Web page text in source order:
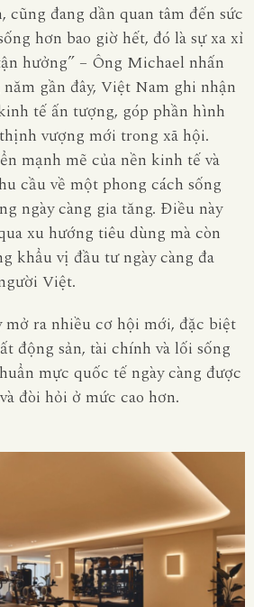
cũng đang dần quan tâm đến sức
hơn bao giờ hết, đó là sự xa xỉ
hưởng” – Ông Michael nhấn
gần đây, Việt Nam ghi nhận
tế ấn tượng, góp phần hình
vượng mới trong xã hội.
mạnh mẽ của nền kinh tế và
cầu về một phong cách sống
ngày càng gia tăng. Điều này
xu hướng tiêu dùng mà còn
khẩu vị đầu tư ngày càng đa
Việt.
mở ra nhiều cơ hội mới, đặc biệt
động sản, tài chính và lối sống
mực quốc tế ngày càng được
đòi hỏi ở mức cao hơn.